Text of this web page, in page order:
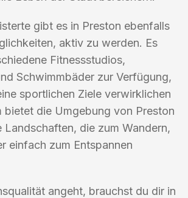
gibt es in Preston ebenfalls
aktiv zu werden. Es
Fitnessstudios,
Schwimmbäder zur Verfügung,
sportlichen Ziele verwirklichen
bietet die Umgebung von Preston
Landschaften, die zum Wandern,
einfach zum Entspannen
angeht, brauchst du dir in